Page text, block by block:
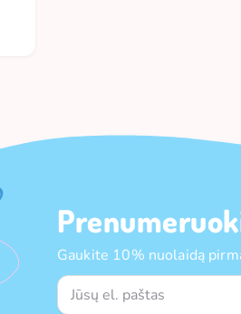
Gaukite 10% nuolaidą